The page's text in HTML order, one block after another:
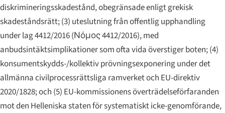
diskrimineringsskadestånd, obegränsade enligt grekisk
skadeståndsrätt; (3) uteslutning från offentlig upphandling
under lag 4412/2016 (Νόμος 4412/2016), med
anbudsintäktsimplikationer som ofta vida överstiger boten; (4)
konsumentskydds-/kollektiv prövningsexponering under det
allmänna civilprocessrättsliga ramverket och EU-direktiv
2020/1828; och (5) EU-kommissionens överträdelseförfaranden
mot den Helleniska staten för systematiskt icke-genomförande,